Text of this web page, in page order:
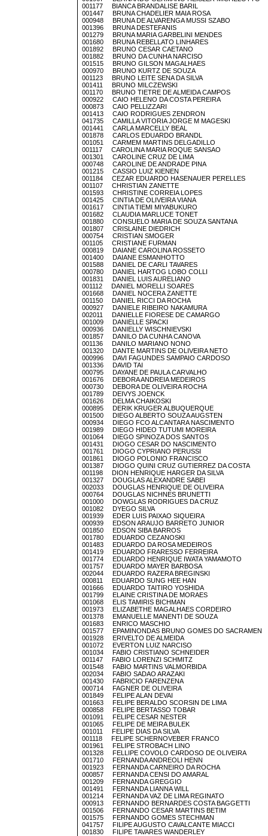
001177 BIANCA BRANDALISE BARIL
001447 BRUNA CHADELIER MAIA ROSA
000948 BRUNA DE ALVARENGA MUSSI SZABO
001396 BRUNA DESTEFANIS
001279 BRUNA MARIA GARBELINI MENDES
001680 BRUNA REBELLATO LINHARES
001892 BRUNO CESAR CAETANO
001882 BRUNO DA CUNHA NARCISO
001515 BRUNO GILSON MAGALHAES
000970 BRUNO KURTZ DE SOUZA
001123 BRUNO LEITE SENA DA SILVA
001411 BRUNO MILCZEWSKI
001170 BRUNO TIETRE DE ALMEIDA CAMPOS
000922 CAIO HELENO DA COSTA PEREIRA
000873 CAIO PELLIZZARI
001413 CAIO RODRIGUES ZENDRON
041735 CAMILLA VITORIA JORGE M MAGESKI
001441 CARLA MARCELLY BEAL
001878 CARLOS EDUARDO BRANDL
001051 CARMEM MARTINS DELGADILLO
001117 CAROLINA MARIA ROQUE SANSAO
001301 CAROLINE CRUZ DE LIMA
000748 CAROLINE DE ANDRADE PINA
001215 CASSIO LUIZ KIENEN
001184 CEZAR EDUARDO HASENAUER PERELLES
001107 CHRISTIAN ZANETTE
001593 CHRISTINE CORREIA LOPES
001425 CINTIA DE OLIVEIRA VIANA
001617 CINTIA TIEMI MIYABUKURO
001682 CLAUDIA MARLUCE TONET
001880 CONSUELO MARIA DE SOUZA SANTANA
001807 CRISLAINE DIEDRICH
000754 CRISTIAN SMOGER
001105 CRISTIANE FURMAN
000819 DAIANE CAROLINA ROSSETO
001400 DAIANE ESMANHOTTO
001588 DANIEL DE CARLI TAVARES
000780 DANIEL HARTOG LOBO COLLI
001831 DANIEL LUIS AURELIANO
001112 DANIEL MORELLI SOARES
001668 DANIEL NOCERA ZANETTE
001150 DANIEL RICCI DA ROCHA
000927 DANIELE RIBEIRO NAKAMURA
002011 DANIELLE FIORESE DE CAMARGO
001009 DANIELLE SPACKI
000936 DANIELLY WISCHNIEVSKI
001857 DANILO DA CUNHA CANOVA
001136 DANILO MARIANO NONO
001320 DANTE MARTINS DE OLIVEIRA NETO
000996 DAVI FAGUNDES SAMPAIO CARDOSO
001336 DAVID TAI
000795 DAYANE DE PAULA CARVALHO
001676 DEBORA ANDREIA MEDEIROS
000730 DEBORA DE OLIVEIRA ROCHA
001789 DEIVYS JOENCK
001626 DELMA CHAIKOSKI
000895 DERIK KRUGER ALBUQUERQUE
001500 DIEGO ALBERTO SOUZA AUGSTEN
000934 DIEGO FCO ALCANTARA NASCIMENTO
001989 DIEGO HIDEO TUTUMI MOREIRA
001064 DIEGO SPINOZA DOS SANTOS
001431 DIOGO CESAR DO NASCIMENTO
001761 DIOGO CYPRIANO PERUSSI
001861 DIOGO POLONIO FRANCISCO
001387 DIOGO QUINI CRUZ GUTIERREZ DA COSTA
001198 DION HENRIQUE HARGER DA SILVA
001327 DOUGLAS ALEXANDRE SABEI
002033 DOUGLAS HENRIQUE DE OLIVEIRA
000764 DOUGLAS NICHNES BRUNETTI
001000 DOWGLAS RODRIGUES DA CRUZ
001082 DYEGO SILVA
001939 EDER LUIS PAIXAO SIQUEIRA
000939 EDSON ARAUJO BARRETO JUNIOR
001850 EDSON SIBA BARROS
001780 EDUARDO CEZANOSKI
001483 EDUARDO DA ROSA MEDEIROS
001419 EDUARDO FRARESSO FERREIRA
001774 EDUARDO HENRIQUE IWATA YAMAMOTO
001757 EDUARDO MAYER BARBOSA
002044 EDUARDO RAZERA BREGINSKI
000811 EDUARDO SUNG HEE HAN
001666 EDUARDO TAITIRO YOSHIDA
001799 ELAINE CRISTINA DE MORAES
001068 ELIS TAMIRIS BICHMAN
001973 ELIZABETHE MAGALHAES CORDEIRO
001378 EMANUELLE MANENTI DE SOUZA
001683 ENRICO MASCHIO
001577 EPAMINONDAS BRUNO GOMES DO SACRAMEN
001928 ERIVELTO DE ALMEIDA
001072 EVERTON LUIZ NARCISO
001034 FABIO CRISTIANO SCHNEIDER
001147 FABIO LORENZI SCHMITZ
001548 FABIO MARTINS VALMORBIDA
002034 FABIO SADAO ARAZAKI
001430 FABRICIO FARENZENA
000714 FAGNER DE OLIVEIRA
001849 FELIPE ALAN DEVAI
001663 FELIPE BERALDO SCORSIN DE LIMA
000858 FELIPE BERTASSO TOBAR
001091 FELIPE CESAR NESTER
001065 FELIPE DE MEIRA BULEK
001011 FELIPE DIAS DA SILVA
001118 FELIPE SCHERNOVEBER FRANCO
001961 FELIPE STROBACH LINO
001328 FELLIPE COVOLO CARDOSO DE OLIVEIRA
001710 FERNANDA ANDREOLI HENN
001923 FERNANDA CARNEIRO DA ROCHA
000857 FERNANDA CENSI DO AMARAL
001209 FERNANDA GREGGIO
001491 FERNANDA LIANNA WILL
001214 FERNANDA VAZ DE LIMA REGINATO
000913 FERNANDO BERNARDES COSTA BAGGETTI
001506 FERNANDO CESAR MARTINS BETIM
001575 FERNANDO GOMES STECHMAN
041757 FILIPE AUGUSTO CAVALCANTE MIACCI
001830 FILIPE TAVARES WANDERLEY